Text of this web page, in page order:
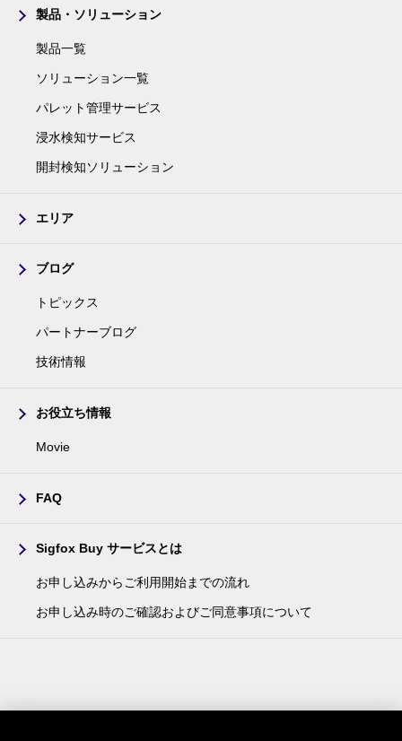
製品・ソリューション
製品一覧
ソリューション一覧
パレット管理サービス
浸水検知サービス
開封検知ソリューション
エリア
ブログ
トピックス
パートナーブログ
技術情報
お役立ち情報
Movie
FAQ
Sigfox Buy サービスとは
お申し込みからご利用開始までの流れ
お申し込み時のご確認およびご同意事項について